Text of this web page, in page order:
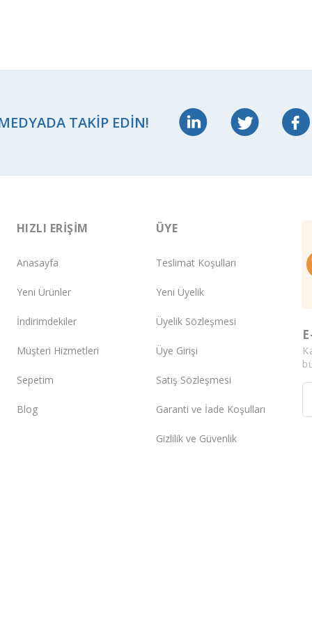
TAKIP EDIN!
HIZLI ERIŞIM
Anasayfa
Yeni Ürünler
İndirimdekiler
Müşteri Hizmetleri
Sepetim
Blog
ÜYE
Teslimat Koşulları
Yeni Üyelik
Üyelik Sözleşmesi
Üye Girişi
Satış Sözleşmesi
Garanti ve İade Koşulları
Gizlilik ve Güvenlik